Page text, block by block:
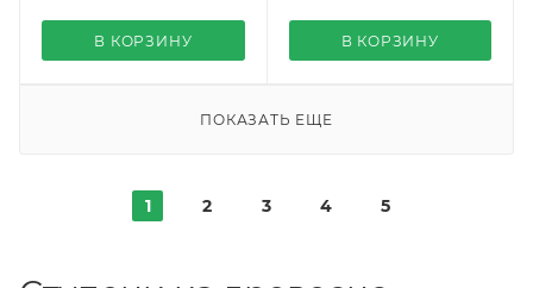
В КОРЗИНУ В КОРЗИНУ
ПОКАЗАТЬ ЕЩЕ
1 2 3 4 5